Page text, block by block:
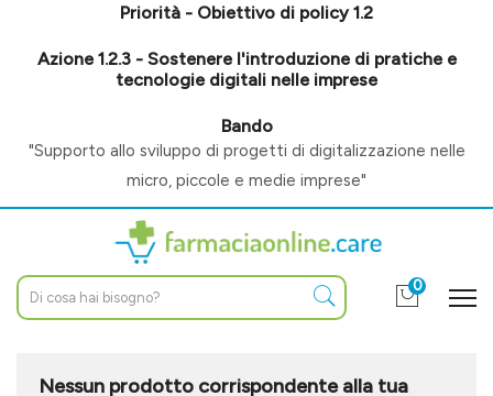
Priorità - Obiettivo di policy 1.2
Azione 1.2.3 - Sostenere l'introduzione di pratiche e
tecnologie digitali nelle imprese
Bando
"Supporto allo sviluppo di progetti di digitalizzazione nelle
micro, piccole e medie imprese"
0
Nessun prodotto corrispondente alla tua